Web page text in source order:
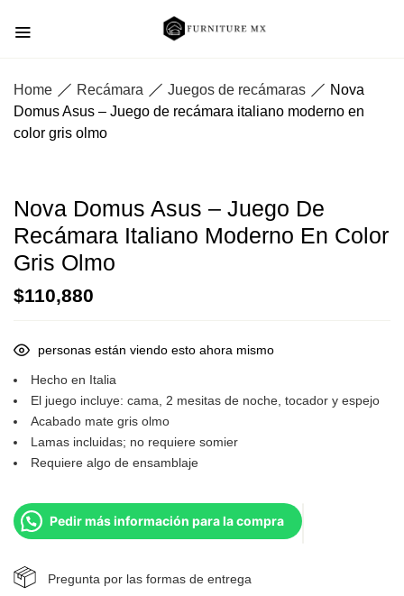
Home Recámara Juegos de recámaras
Nova
Domus Asus – Juego de recámara italiano moderno en
color gris olmo
Nova Domus Asus – Juego De
Recámara Italiano Moderno En Color
Gris Olmo
$110,880
personas están viendo esto ahora mismo
Hecho en Italia
El juego incluye: cama, 2 mesitas de noche, tocador y espejo
Acabado mate gris olmo
Lamas incluidas; no requiere somier
Requiere algo de ensamblaje
Pedir más información para la compra
Pregunta por las formas de entrega